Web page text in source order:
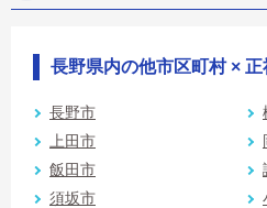
長野県内の他市区町村 × 正
長野市
上田市
飯田市
須坂市